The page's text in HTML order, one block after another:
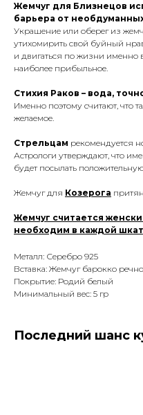
Жемчуг для Близнецов
барьера от
Украшение или оберег из
утихомирить свой буйный
и двигаться по жизни именно
наиболее прибыльное.
Стихия Раков – вода,
Именно поэтому считают, что
желаемое.
Стрельцам рекомендуется
Астрологи утверждают, что
будет посылать
Жемчуг для Козерога
Жемчуг считается
необходим в каждой
Металл: Серебро 925
Вставка: Жемчуг барокко
Покрытие: Родий белый
Минимальный вес: 5 гр
Последний шанс